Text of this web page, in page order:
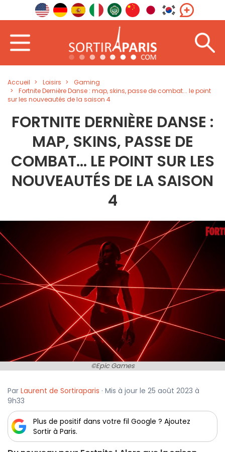
Accueil Loisirs
Gaming
Fortnite Dernière Danse : map, skins, passe de combat... le point
sur les nouveautés de la saison 4
FORTNITE DERNIÈRE DANSE :
MAP, SKINS, PASSE DE
COMBAT... LE POINT SUR LES
NOUVEAUTÉS DE LA SAISON
4
©Epic Games
Par Laurent de Sortiraparis · Mis à jour le 25 août 2023 à
9h33
Plus de positif dans votre fil Google ? Ajoutez
Sortir à Paris.